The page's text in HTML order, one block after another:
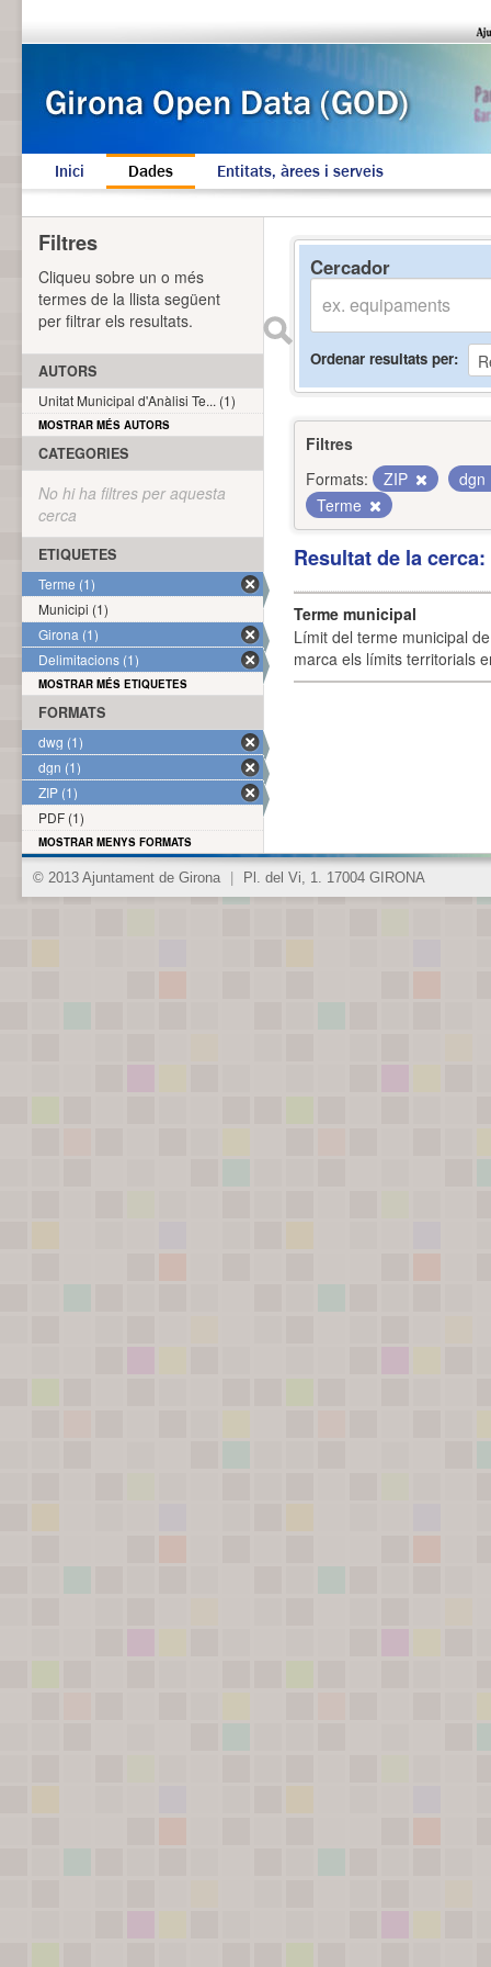
Inici Dades Entitats, àrees i serveis
Cercador
Ordenar resultats per
Filtres
Formats:
ZIP
dgn
Terme
Resultat de la
Terme municipal
Límit del terme municipal
marca els límits territorials
Filtres
Cliqueu sobre un o més
termes de la llista següent
per filtrar els resultats.
AUTORS
Unitat Municipal d'Anàlisi Te... (1)
MOSTRAR MÉS AUTORS
CATEGORIES
No hi ha filtres per aquesta
cerca
ETIQUETES
Terme (1)
Municipi (1)
Girona (1)
Delimitacions (1)
MOSTRAR MÉS ETIQUETES
FORMATS
dwg (1)
dgn (1)
ZIP (1)
PDF (1)
MOSTRAR MENYS FORMATS
© 2013 Ajuntament de Girona Pl. del Vi, 1. 17004 GIRONA